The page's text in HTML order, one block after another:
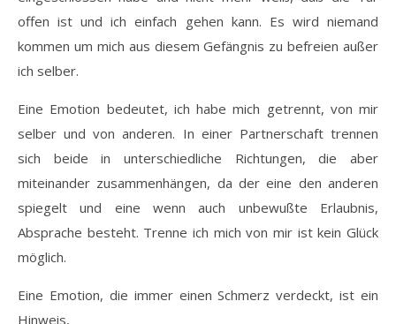
offen ist und ich einfach gehen kann. Es wird niemand
kommen um mich aus diesem Gefängnis zu befreien außer
ich selber.
Eine Emotion bedeutet, ich habe mich getrennt, von mir
selber und von anderen. In einer Partnerschaft trennen
sich beide in unterschiedliche Richtungen, die aber
miteinander zusammenhängen, da der eine den anderen
spiegelt und eine wenn auch unbewußte Erlaubnis,
Absprache besteht. Trenne ich mich von mir ist kein Glück
möglich.
Eine Emotion, die immer einen Schmerz verdeckt, ist ein
Hinweis,